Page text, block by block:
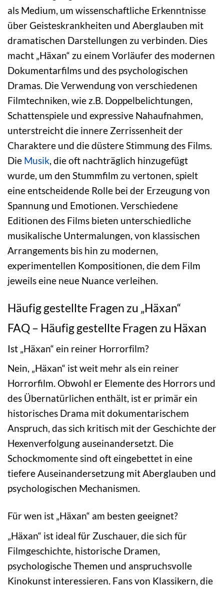
als Medium, um wissenschaftliche Erkenntnisse
über Geisteskrankheiten und Aberglauben mit
dramatischen Darstellungen zu verbinden. Dies
macht „Häxan“ zu einem Vorläufer des modernen
Dokumentarfilms und des psychologischen
Dramas. Die Verwendung von verschiedenen
Filmtechniken, wie z.B. Doppelbelichtungen,
Schattenspiele und expressive Nahaufnahmen,
unterstreicht die innere Zerrissenheit der
Charaktere und die düstere Stimmung des Films.
Die Musik , die oft nachträglich hinzugefügt
wurde, um den Stummfilm zu vertonen, spielt
eine entscheidende Rolle bei der Erzeugung von
Spannung und Emotionen. Verschiedene
Editionen des Films bieten unterschiedliche
musikalische Untermalungen, von klassischen
Arrangements bis hin zu modernen,
experimentellen Kompositionen, die dem Film
jeweils eine neue Nuance verleihen.
Häufig gestellte Fragen zu „Häxan“
FAQ – Häufig gestellte Fragen zu Häxan
Ist „Häxan“ ein reiner Horrorfilm?
Nein, „Häxan“ ist weit mehr als ein reiner
Horrorfilm. Obwohl er Elemente des Horrors und
des Übernatürlichen enthält, ist er primär ein
historisches Drama mit dokumentarischem
Anspruch, das sich kritisch mit der Geschichte der
Hexenverfolgung auseinandersetzt. Die
Schockmomente sind oft eingebettet in eine
tiefere Auseinandersetzung mit Aberglauben und
psychologischen Mechanismen.
Für wen ist „Häxan“ am besten geeignet?
„Häxan“ ist ideal für Zuschauer, die sich für
Filmgeschichte, historische Dramen,
psychologische Themen und anspruchsvolle
Kinokunst interessieren. Fans von Klassikern, die